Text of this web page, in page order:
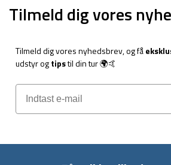
Tilmeld dig vores
Tilmeld dig vores nyhedsbrev, og få
udstyr ogtipstil din tur 🌍🤙